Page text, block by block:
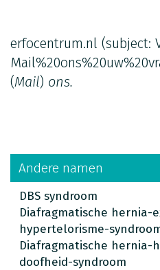
erfocentrum.nl (subject:
(Mail) ons.
Andere namen
DBS syndroom
Diafragmatische hernia-
hypertelorisme-
Diafragmatische
doofheid-syndroom